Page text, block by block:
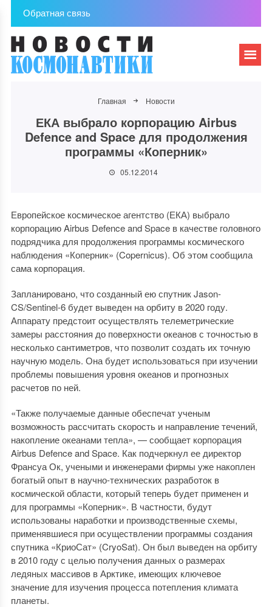
Обратная связь
Главная Новости
ЕКА выбрало корпорацию Airbus
Defence and Space для продолжения
программы «Коперник»
05.12.2014
Европейское космическое агентство (ЕКА) выбрало
корпорацию Airbus Defence and Space в качестве головного
подрядчика для продолжения программы космического
наблюдения «Коперник» (Copernicus). Об этом сообщила
сама корпорация.
Запланировано, что созданный ею спутник Jason-
CS/Sentinel-6 будет выведен на орбиту в 2020 году.
Аппарату предстоит осуществлять телеметрические
замеры расстояния до поверхности океанов с точностью в
несколько сантиметров, что позволит создать их точную
научную модель. Она будет использоваться при изучении
проблемы повышения уровня океанов и прогнозных
расчетов по ней.
«Также получаемые данные обеспечат ученым
возможность рассчитать скорость и направление течений,
накопление океанами тепла», — сообщает корпорация
Airbus Defence and Space. Как подчеркнул ее директор
Франсуа Ок, учеными и инженерами фирмы уже накоплен
богатый опыт в научно-технических разработок в
космической области, который теперь будет применен и
для программы «Коперник». В частности, будут
использованы наработки и производственные схемы,
применявшиеся при осуществлении программы создания
спутника «КриоСат» (CryoSat). Он был выведен на орбиту
в 2010 году с целью получения данных о размерах
ледяных массивов в Арктике, имеющих ключевое
значение для изучения процесса потепления климата
планеты.